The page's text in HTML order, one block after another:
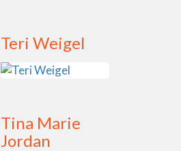
Teri Weigel
Tina Marie
Jordan